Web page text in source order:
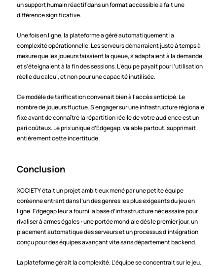
un support humain réactif dans un format accessible a fait une
différence significative.
Une fois en ligne, la plateforme a géré automatiquement la
complexité opérationnelle. Les serveurs démarraient juste à temps à
mesure que les joueurs faisaient la queue, s’adaptaient à la demande
et s’éteignaient à la fin des sessions. L’équipe payait pour l’utilisation
réelle du calcul, et non pour une capacité inutilisée.
Ce modèle de tarification convenait bien à l’accès anticipé. Le
nombre de joueurs fluctue. S’engager sur une infrastructure régionale
fixe avant de connaître la répartition réelle de votre audience est un
pari coûteux. Le prix unique d’Edgegap, valable partout, supprimait
entièrement cette incertitude.
Conclusion
XOCIETY était un projet ambitieux mené par une petite équipe
coréenne entrant dans l’un des genres les plus exigeants du jeu en
ligne. Edgegap leur a fourni la base d’infrastructure nécessaire pour
rivaliser à armes égales : une portée mondiale dès le premier jour, un
placement automatique des serveurs et un processus d’intégration
conçu pour des équipes avançant vite sans département backend.
La plateforme gérait la complexité. L’équipe se concentrait sur le jeu.